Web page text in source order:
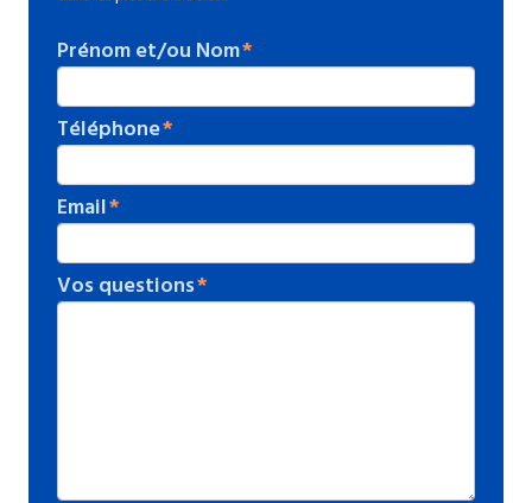
Prénom et/ou Nom
Téléphone
Email
Vos questions